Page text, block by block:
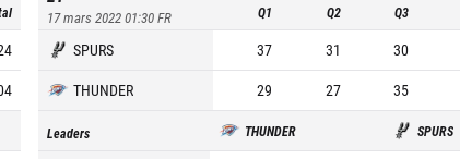
17 mars 2022 01:30FR Q1 Q2 Q3
SPURS 37 31 30
THUNDER
29 27 35
Leaders THUNDER SPURS